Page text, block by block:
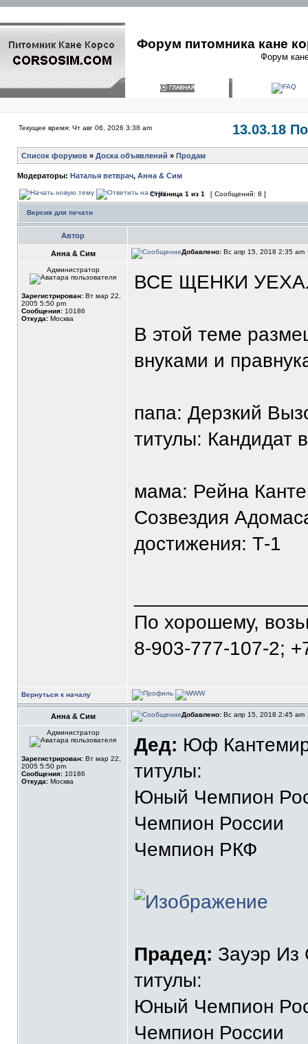
Форум питомника кане
Форум
Текущее время: Чт авг 06, 2026 3:38 am 13.03.18
Список форумов » Доска объявлений » Продам
Модераторы: Наталья ветврач, Анна & Сим
Страница 1 из 1 [ Сообщений: 8 ]
Версия для печати
Автор
Анна & Сим Добавлено: Вс апр 15, 2018 2:35 am
Администратор
Зарегистрирован: Вт мар 22,
2005 5:50 pm
Сообщения: 10186
Откуда: Москва
ВСЕ ЩЕНКИ
В этой теме
внуками и
папа: Дерзкий
титулы: Кандидат
мама: Рейна
Созвездия
достижения: Т-1
По хорошему,
8-903-777-107-2;
Вернуться к началу
Анна & Сим Добавлено: Вс апр 15, 2018 2:45 am
Администратор
Зарегистрирован: Вт мар 22,
2005 5:50 pm
Сообщения: 10186
Откуда: Москва
Дед: Юф
титулы:
Юный Чемпион
Чемпион России
Чемпион РКФ
Прадед: Зауэр Из
титулы:
Юный Чемпион
Чемпион России